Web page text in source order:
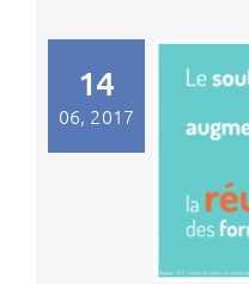
14
06, 2017